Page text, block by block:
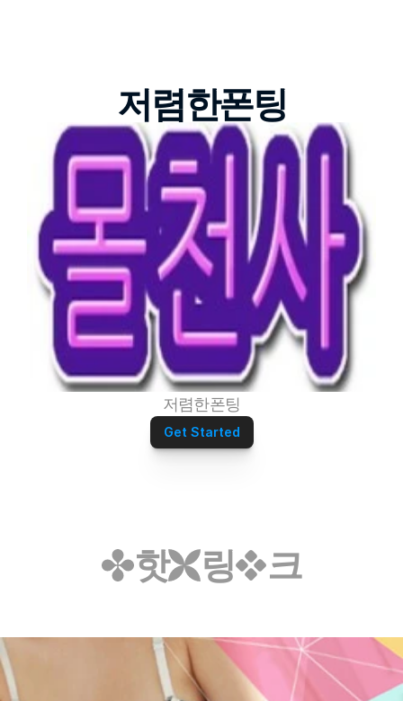
저렴한폰팅
저렴한폰팅
Get Started
핫 링 크